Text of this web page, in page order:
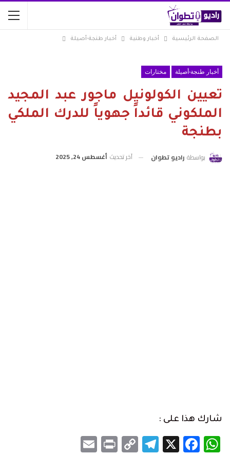
الصفحة الرئيسية أخبار وطنية أخبار طنجة-أصيلة
أخبار طنجة-أصيلة مختارات
تعيين الكولونيل ماجور عبد المجيد
الملكوني قائداً جهوياً للدرك الملكي
بطنجة
بواسطة راديو تطوان آخر تحديث أغسطس 24, 2025
شارك هذا على :
WhatsApp
Facebook
X
Telegram
Copy
Print